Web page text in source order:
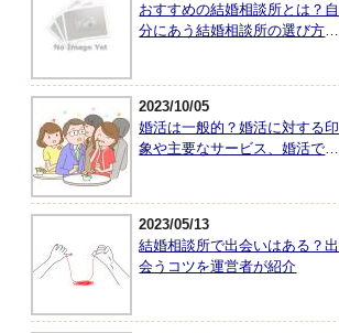
おすすめの結婚相談所とは？自
分にあう結婚相談所の選び方を
2023/10/05
婚活は一般的？婚活に対する印
象や主要なサービス、婚活で大
2023/05/13
結婚相談所で出会いはある？出
会うコツを運営者が紹介